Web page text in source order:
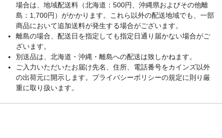
場合は、地域配送料（北海道：500円、沖縄県およびその他離
島：1,700円）がかかります。これら以外の配送地域でも、一部
商品において追加送料が発生する場合がございます。
離島の場合、配送日を指定しても指定日通り届かない場合がご
ざいます。
別送品は、北海道・沖縄・離島への配送は致しかねます。
ご入力いただいたお届け先名、住所、電話番号をカインズ以外
の出荷元に開示します。プライバシーポリシーの規定に則り厳
重に取り扱います。